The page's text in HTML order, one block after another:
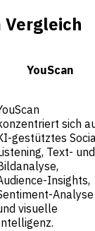
Vergleich
YouScan
sich
gestütztes
Text- und
Insights,
Analyse
visuelle